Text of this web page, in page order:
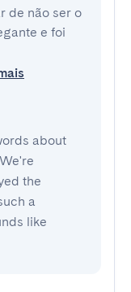
de não ser o
e foi
about
the
a
like